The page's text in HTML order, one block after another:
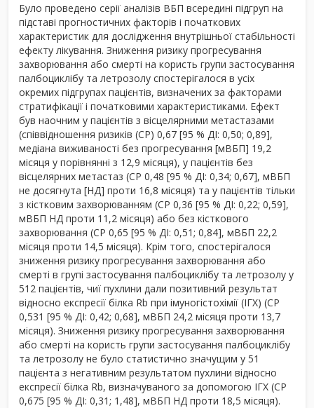
Було проведено серії аналізів ВБП всередині підгруп на
підставі прогностичних факторів і початкових
характеристик для дослідження внутрішньої стабільності
ефекту лікування. Зниження ризику прогресування
захворювання або смерті на користь групи застосування
палбоциклібу та летрозолу спостерігалося в усіх
окремих підгрупах пацієнтів, визначених за факторами
стратифікації і початковими характеристиками. Ефект
був наочним у пацієнтів з вісцелярними метастазами
(співвідношення ризиків (СР) 0,67 [95 % ДІ: 0,50; 0,89],
медіана виживаності без прогресування [мВБП] 19,2
місяця у порівнянні з 12,9 місяця), у пацієнтів без
вісцелярних метастаз (СР 0,48 [95 % ДІ: 0,34; 0,67], мВБП
не досягнута [НД] проти 16,8 місяця) та у пацієнтів тільки
з кістковим захворюванням (СР 0,36 [95 % ДІ: 0,22; 0,59],
мВБП НД проти 11,2 місяця) або без кісткового
захворювання (СР 0,65 [95 % ДІ: 0,51; 0,84], мВБП 22,2
місяця проти 14,5 місяця). Крім того, спостерігалося
зниження ризику прогресування захворювання або
смерті в групі застосування палбоциклібу та летрозолу у
512 пацієнтів, чиї пухлини дали позитивний результат
відносно експресії білка Rb при імуногістохімії (ІГХ) (СР
0,531 [95 % ДІ: 0,42; 0,68], мВБП 24,2 місяця проти 13,7
місяця). Зниження ризику прогресування захворювання
або смерті на користь групи застосування палбоциклібу
та летрозолу не було статистично значущим у 51
пацієнта з негативним результатом пухлини відносно
експресії білка Rb, визначуваного за допомогою ІГХ (СР
0,675 [95 % ДІ: 0,31; 1,48], мВБП НД проти 18,5 місяця).